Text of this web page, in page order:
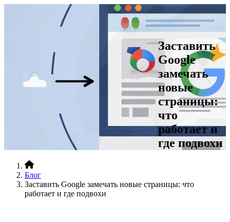
О компании
Услуги
Промо-акция!
+7 (812)467•96•99
сделать заказ
Заставить
Google
замечать
новые
страницы:
что
работает и
где подвохи
Блог
Заставить Google замечать новые страницы: что
работает и где подвохи